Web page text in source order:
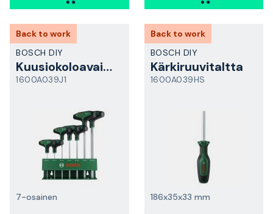
Back to work
BOSCH DIY
Kuusiokoloavainsarja
1600A039J1
7-osainen
Back to work
BOSCH DIY
Kärkiruuvitaltta
1600A039HS
186x35x33 mm